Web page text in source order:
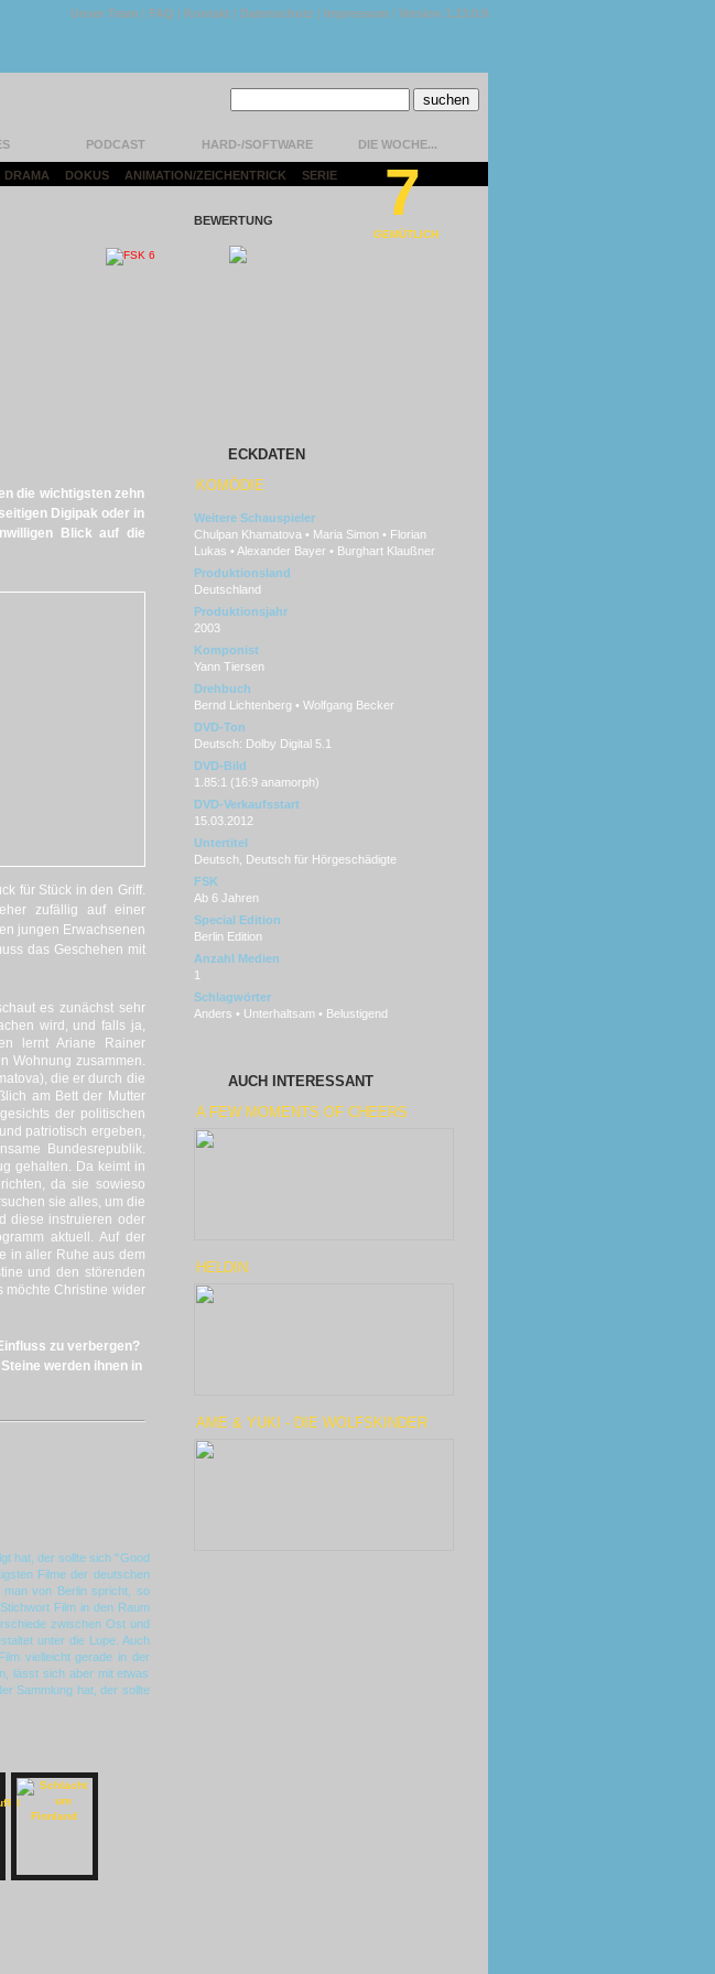
Unser Team | FAQ | Kontakt | Datenschutz | Impressum | Version 1.13.0.9
PODCAST HARD-/SOFTWARE DIE WOCHE...
DRAMA DOKUS ANIMATION/ZEICHENTRICK SERIE
BEWERTUNG 7
GEMÜTLICH
die wichtigsten zehn
Digipak oder in
Blick auf die
für Stück in den Griff.
zufällig auf einer
jungen Erwachsenen
das Geschehen mit
es zunächst sehr
wird, und falls ja,
lernt Ariane Rainer
Wohnung zusammen.
), die er durch die
am Bett der Mutter
der politischen
patriotisch ergeben,
Bundesrepublik.
gehalten. Da keimt in
da sie sowieso
sie alles, um die
diese instruieren oder
aktuell. Auf der
in aller Ruhe aus dem
und den störenden
möchte Christine wider
zu verbergen?
werden ihnen in
hat, der sollte sich "Good
Filme der deutschen
man von Berlin spricht, so
Film in den Raum
zwischen Ost und
unter die Lupe. Auch
vielleicht gerade in der
lässt sich aber mit etwas
Sammlung hat, der sollte
ECKDATEN
KOMÖDIE
Weitere Schauspieler
Chulpan Khamatova • Maria Simon • Florian
Lukas • Alexander Bayer • Burghart Klaußner
Produktionsland
Deutschland
Produktionsjahr
2003
Komponist
Yann Tiersen
Drehbuch
Bernd Lichtenberg • Wolfgang Becker
DVD-Ton
Deutsch: Dolby Digital 5.1
DVD-Bild
1.85:1 (16:9 anamorph)
DVD-Verkaufsstart
15.03.2012
Untertitel
Deutsch, Deutsch für Hörgeschädigte
FSK
Ab 6 Jahren
Special Edition
Berlin Edition
Anzahl Medien
1
Schlagwörter
Anders • Unterhaltsam • Belustigend
AUCH INTERESSANT
A FEW MOMENTS OF CHEERS
HELDIN
AME & YUKI - DIE WOLFSKINDER